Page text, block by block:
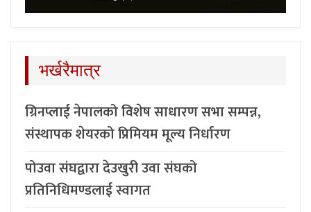
भर्खरैमात्र
ग्रिनप्लाई नेपालको विशेष साधारण सभा सम्पन्न,
संस्थापक शेयरको प्रिमियम मूल्य निर्धारण
पोउवा संघद्वारा देउखुरी उवा संघको
प्रतिनिधिमण्डलाई स्वागत